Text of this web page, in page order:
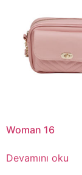
Woman 16
Devamını oku